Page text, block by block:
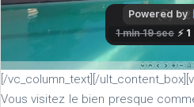
[/vc_column_text][/
Vous visitez le bien presque